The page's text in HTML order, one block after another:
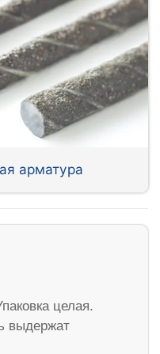
арматура
целая.
выдержат